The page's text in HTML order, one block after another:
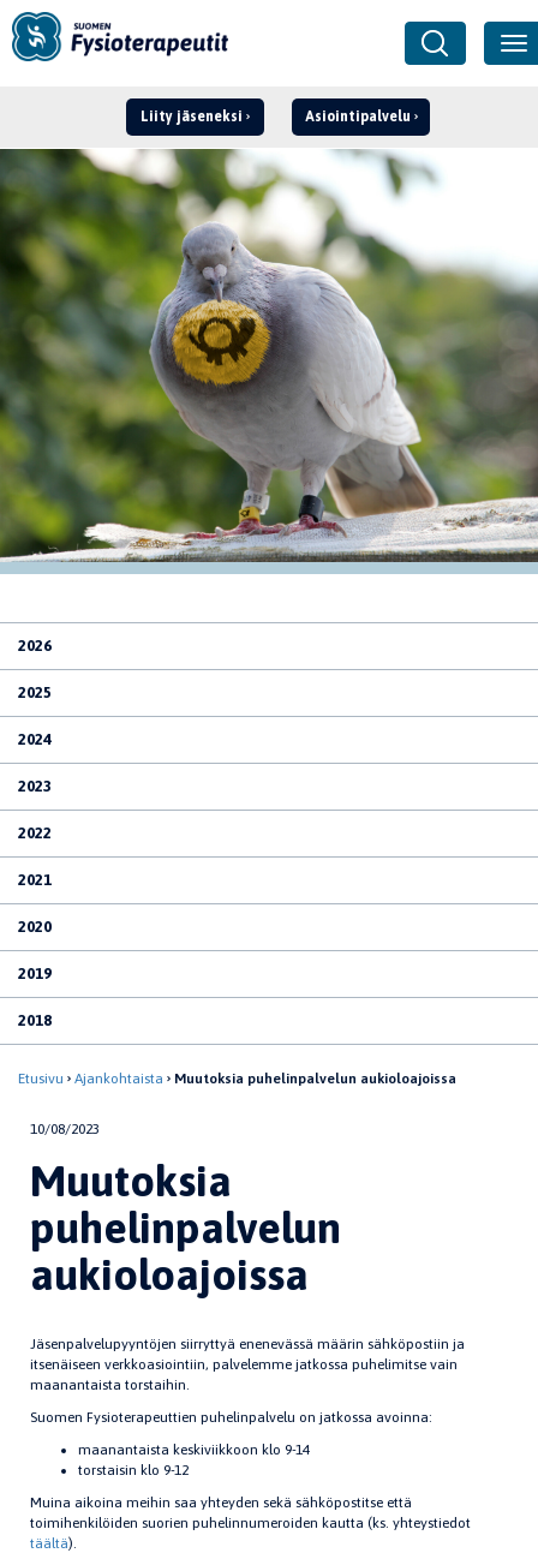
Liity jäseneksi Asiointipalvelu
Kirjaudu ›
2026
2025
2024
2023
2022
2021
2020
2019
2018
Etusivu Ajankohtaista Muutoksia puhelinpalvelun aukioloajoissa
10/08/2023
Muutoksia
puhelinpalvelun
aukioloajoissa
Jäsenpalvelupyyntöjen siirryttyä enenevässä määrin sähköpostiin ja
itsenäiseen verkkoasiointiin, palvelemme jatkossa puhelimitse vain
maanantaista torstaihin.
Suomen Fysioterapeuttien puhelinpalvelu on jatkossa avoinna:
maanantaista keskiviikkoon klo 9-14
torstaisin klo 9-12
Muina aikoina meihin saa yhteyden sekä sähköpostitse että
toimihenkilöiden suorien puhelinnumeroiden kautta (ks. yhteystiedot
täältä).